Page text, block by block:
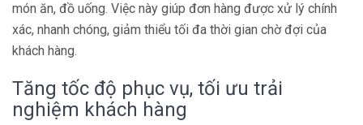
món ăn, đồ uống. Việc này giúp đơn hàng được xử lý chính
xác, nhanh chóng, giảm thiểu tối đa thời gian chờ đợi của
khách hàng.
Tăng tốc độ phục vụ, tối ưu trải
nghiệm khách hàng